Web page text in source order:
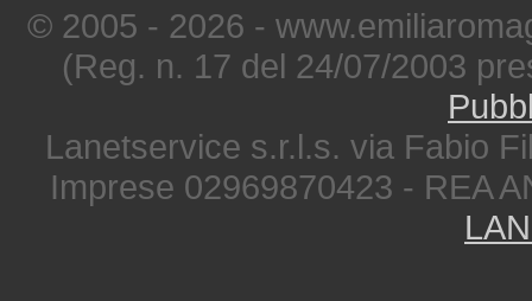
© 2005 - 2026 -
(Reg. n. 17 del 24/07/2003
Lanetservice s.r.l.s. via Fabio
Imprese 02969870423 - REA